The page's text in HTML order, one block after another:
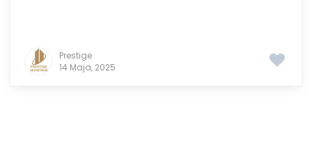
Prestige
14 Maja, 2025